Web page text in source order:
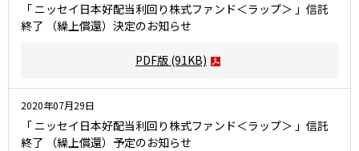
「 ニッセイ日本好配当利回り株式ファンド＜ラップ＞ 」信託
終了 （繰上償還）決定のお知らせ
PDF版 (91KB)
2020年07月29日
「 ニッセイ日本好配当利回り株式ファンド＜ラップ＞ 」信託
終了 （繰上償還）予定のお知らせ